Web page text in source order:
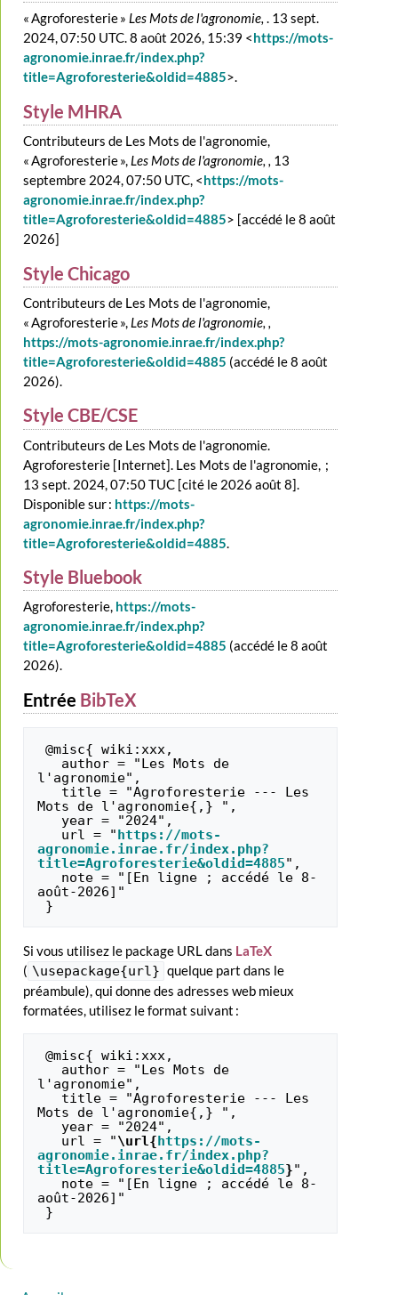
« Agroforesterie » Les Mots de l'agronomie,. 13 sept.
2024, 07:50 UTC. 8 août 2026, 15:39 <https://mots-
agronomie.inrae.fr/index.php?
title=Agroforesterie&oldid=4885>.
Style MHRA
Contributeurs de Les Mots de l'agronomie,
« Agroforesterie », Les Mots de l'agronomie, , 13
septembre 2024, 07:50 UTC, <https://mots-
agronomie.inrae.fr/index.php?
title=Agroforesterie&oldid=4885> [accédé le 8 août
2026]
Style Chicago
Contributeurs de Les Mots de l'agronomie,
« Agroforesterie », Les Mots de l'agronomie, ,
https://mots-agronomie.inrae.fr/index.php?
title=Agroforesterie&oldid=4885 (accédé le 8 août
2026).
Style CBE/CSE
Contributeurs de Les Mots de l'agronomie.
Agroforesterie [Internet]. Les Mots de l'agronomie, ;
13 sept. 2024, 07:50 TUC [cité le 2026 août 8].
Disponible sur : https://mots-
agronomie.inrae.fr/index.php?
title=Agroforesterie&oldid=4885.
Style Bluebook
Agroforesterie, https://mots-
agronomie.inrae.fr/index.php?
title=Agroforesterie&oldid=4885 (accédé le 8 août
2026).
Entrée BibTeX
@misc{ wiki:xxx,
l'agronomie",
Mots de l'agronomie{,} ",
   url = "
https://mots-
agronomie.inrae.fr/index.php?
title=Agroforesterie&oldid=4885",
août-2026]"
Si vous utilisez le package URL dans LaTeX
( \usepackage{url} quelque part dans le
préambule), qui donne des adresses web mieux
formatées, utilisez le format suivant :
@misc{ wiki:xxx,
l'agronomie",
Mots de l'agronomie{,} ",
   url = "
\url{https://mots-
agronomie.inrae.fr/index.php?
title=Agroforesterie&oldid=4885}",
août-2026]"